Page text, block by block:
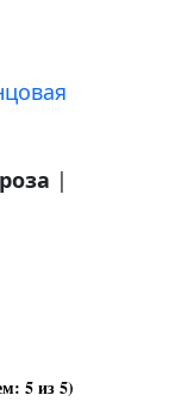
|
5из 5)